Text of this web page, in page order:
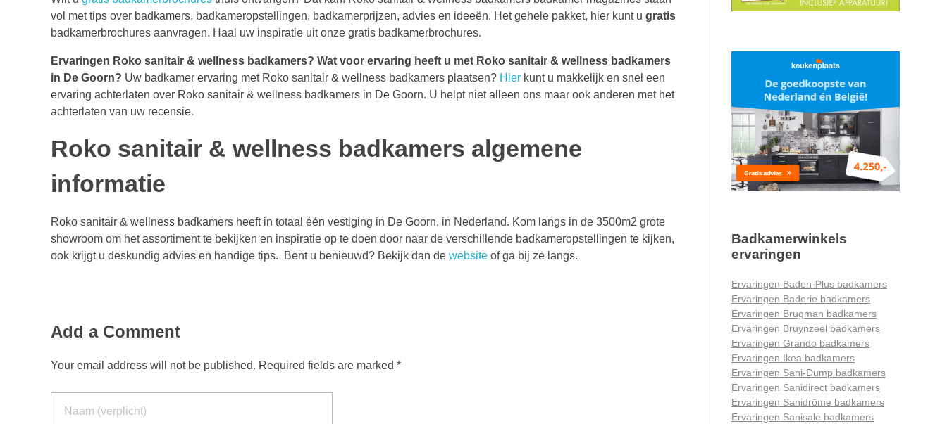
vol met tips over badkamers, badkameropstellingen, badkamerprijzen, advies en ideeën. Het gehele pakket, hier kunt u gratis
badkamerbrochures aanvragen. Haal uw inspiratie uit onze gratis badkamerbrochures.
Ervaringen Roko sanitair & wellness badkamers? Wat voor ervaring heeft u met Roko sanitair & wellness badkamers
in De Goorn? Uw badkamer ervaring met Roko sanitair & wellness badkamers plaatsen? Hier kunt u makkelijk en snel een
ervaring achterlaten over Roko sanitair & wellness badkamers in De Goorn. U helpt niet alleen ons maar ook anderen met het
achterlaten van uw recensie.
Roko sanitair & wellness badkamers algemene
informatie
Roko sanitair & wellness badkamers heeft in totaal één vestiging in De Goorn, in Nederland. Kom langs in de 3500m2 grote
showroom om het assortiment te bekijken en inspiratie op te doen door naar de verschillende badkameropstellingen te kijken,
ook krijgt u deskundig advies en handige tips. Bent u benieuwd? Bekijk dan de website of ga bij ze langs.
Add a Comment
Your email address will not be published. Required fields are marked *
Badkamerwinkels
ervaringen
Ervaringen Baden-Plus badkamers
Ervaringen Baderie badkamers
Ervaringen Brugman badkamers
Ervaringen Bruynzeel badkamers
Ervaringen Grando badkamers
Ervaringen Ikea badkamers
Ervaringen Sani-Dump badkamers
Ervaringen Sanidirect badkamers
Ervaringen Sanidrõme badkamers
Ervaringen Sanisale badkamers